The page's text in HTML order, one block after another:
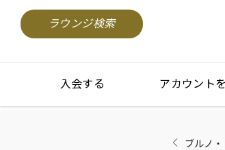
ラウンジ検索
入会する アカウント
ブルノ